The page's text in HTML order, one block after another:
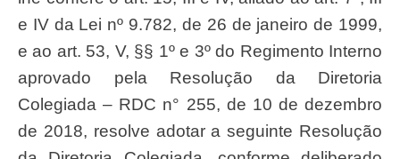
e IV da Lei nº 9.782, de 26 de janeiro de 1999,
e ao art. 53, V, §§ 1º e 3º do Regimento Interno
aprovado pela Resolução da Diretoria
Colegiada – RDC n° 255, de 10 de dezembro
de 2018, resolve adotar a seguinte Resolução